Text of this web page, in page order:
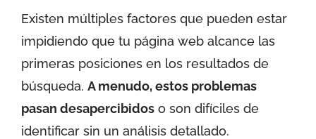
Existen múltiples factores que pueden estar
impidiendo que tu página web alcance las
primeras posiciones en los resultados de
búsqueda. A menudo, estos problemas
pasan desapercibidos o son difíciles de
identificar sin un análisis detallado.